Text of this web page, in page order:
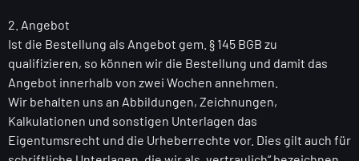
2. Angebot
Ist die Bestellung als Angebot gem. § 145 BGB zu
qualifizieren, so können wir die Bestellung und damit das
Angebot innerhalb von zwei Wochen annehmen.
Wir behalten uns an Abbildungen, Zeichnungen,
Kalkulationen und sonstigen Unterlagen das
Eigentumsrecht und die Urheberrechte vor. Dies gilt auch für